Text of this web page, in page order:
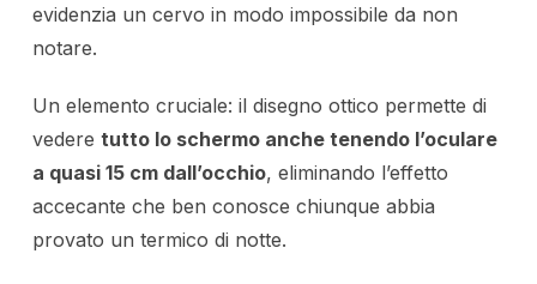
evidenzia un cervo in modo impossibile da non
notare.
Un elemento cruciale: il disegno ottico permette di
vedere tutto lo schermo anche tenendo l’oculare
a quasi 15 cm dall’occhio, eliminando l’effetto
accecante che ben conosce chiunque abbia
provato un termico di notte.